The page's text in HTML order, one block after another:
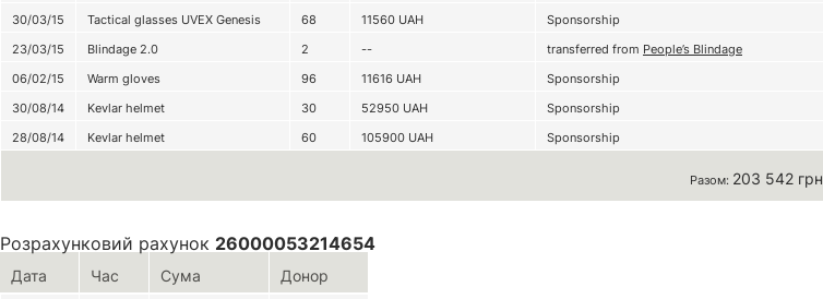
30/03/15
Tactical glasses UVEX Genesis 68 11560 UAH
Sponsorship
23/03/15
Blindage 2.0 2 -- transferred from People’s Blindage
06/02/15
Warm gloves 96 11616 UAH
Sponsorship
30/08/14
Kevlar helmet 30 52950 UAH
Sponsorship
28/08/14
Kevlar helmet 60 105900 UAH Sponsorship
Разом: 203 542 грн
Розрахунковий рахунок 26000053214654
Дата Час Сума Донор